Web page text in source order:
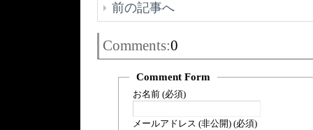
前の記事へ
Comments:0
Comment Form
お名前 (必須)
メールアドレス (非公開) (必須)